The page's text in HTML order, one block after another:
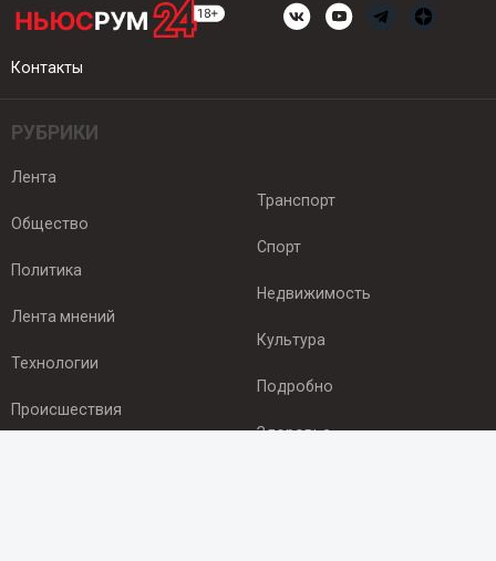
Контакты
РУБРИКИ
Лента
Общество
Политика
Лента мнений
Технологии
Происшествия
Транспорт
Спорт
Недвижимость
Культура
Подробно
Здоровье